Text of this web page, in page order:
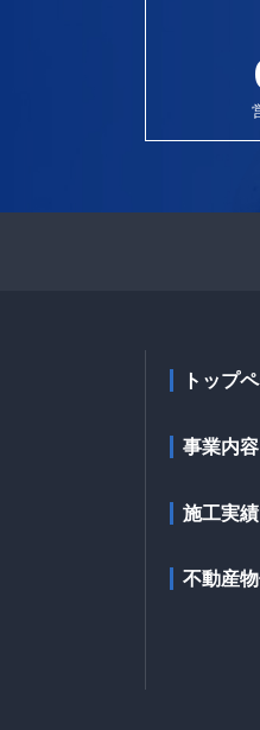
トップ
事業内容
施工実績
不動産